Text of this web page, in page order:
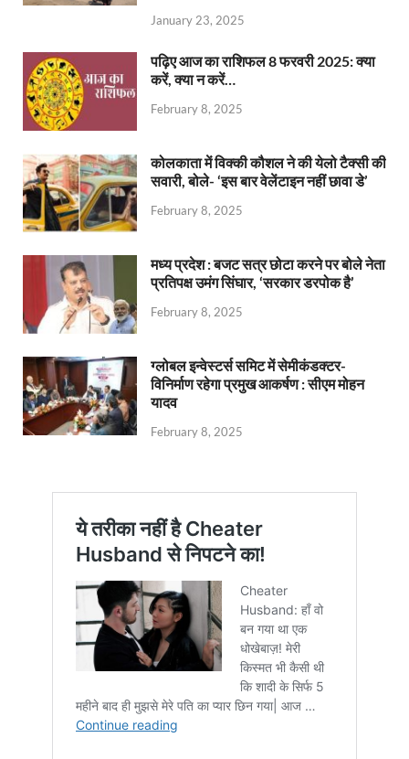
January 23, 2025
पढ़िए आज का राशिफल 8 फरवरी 2025: क्या
करें, क्या न करें…
February 8, 2025
कोलकाता में विक्की कौशल ने की येलो टैक्सी की
सवारी, बोले- ‘इस बार वेलेंटाइन नहीं छावा डे’
February 8, 2025
मध्य प्रदेश : बजट सत्र छोटा करने पर बोले नेता
प्रतिपक्ष उमंग सिंघार, ‘सरकार डरपोक है’
February 8, 2025
ग्लोबल इन्वेस्टर्स समिट में सेमीकंडक्टर-
विनिर्माण रहेगा प्रमुख आकर्षण : सीएम मोहन
यादव
February 8, 2025